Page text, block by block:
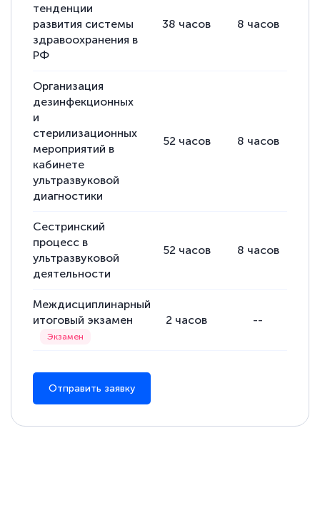
Оставила заявку на обучение онлайн, мне
быстро ответили, разъяснили все детали.
Обучение понравилось: огромное
пособий и учебников доступно на время
прохождения курса, удобная система
аттестации, проблем не возникло ни на
каком этапе…
тенденции
развития системы
здравоохранения в
РФ
38 часов 8 часов
Организация
дезинфекционных
и
стерилизационных
мероприятий в
кабинете
ультразвуковой
диагностики
52 часов 8 часов
Сестринский
процесс в
ультразвуковой
деятельности
52 часов 8 часов
Междисциплинарный
итоговый экзамен
2 часов --
Отправить заявку